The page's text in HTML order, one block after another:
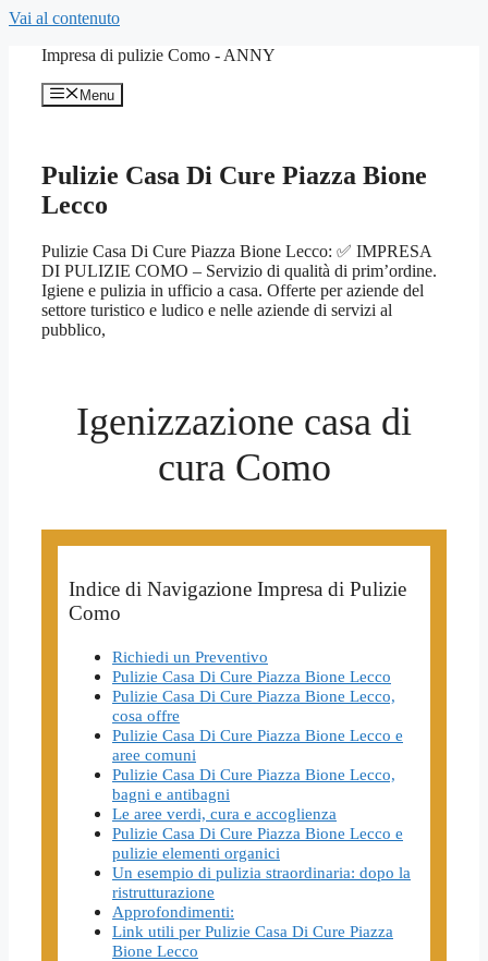
Vai al contenuto
Impresa di pulizie Como - ANNY
Menu
Pulizie Casa Di Cure Piazza Bione
Lecco
Pulizie Casa Di Cure Piazza Bione Lecco: ✅ IMPRESA
DI PULIZIE COMO – Servizio di qualità di prim’ordine.
Igiene e pulizia in ufficio a casa. Offerte per aziende del
settore turistico e ludico e nelle aziende di servizi al
pubblico,
Igenizzazione casa di
cura Como
Indice di Navigazione Impresa di Pulizie
Como
Richiedi un Preventivo
Pulizie Casa Di Cure Piazza Bione Lecco
Pulizie Casa Di Cure Piazza Bione Lecco,
cosa offre
Pulizie Casa Di Cure Piazza Bione Lecco e
aree comuni
Pulizie Casa Di Cure Piazza Bione Lecco,
bagni e antibagni
Le aree verdi, cura e accoglienza
Pulizie Casa Di Cure Piazza Bione Lecco e
pulizie elementi organici
Un esempio di pulizia straordinaria: dopo la
ristrutturazione
Approfondimenti:
Link utili per Pulizie Casa Di Cure Piazza
Bione Lecco